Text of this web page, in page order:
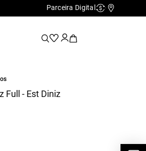
PRIMEIRA TROCA GRÁTIS*
Parceira Digital Cashback
Full - Est Diniz